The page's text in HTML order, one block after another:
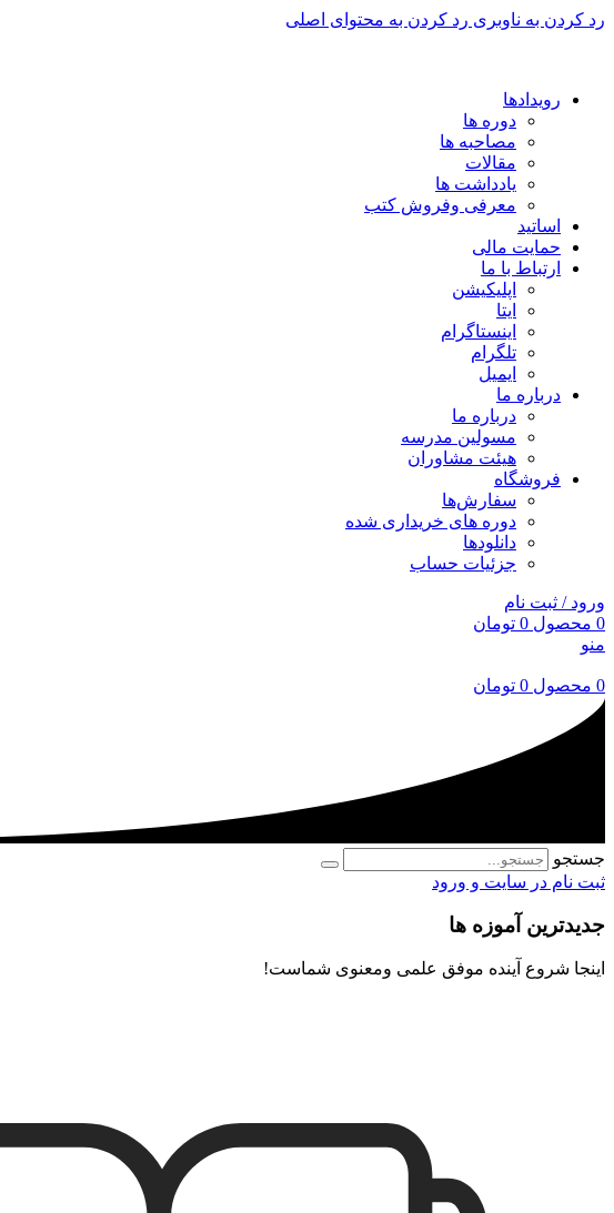
رد کردن به ناوبری رد کردن به محتوای اصلی
رویدادها
دوره ها
مصاحبه ها
مقالات
یادداشت ها
معرفی وفروش کتب
اساتید
حمایت مالی
ارتباط با ما
اپلیکیشن
ایتا
اینستاگرام
تلگرام
ایمیل
درباره ما
درباره ما
مسولین مدرسه
هیئت مشاوران
فروشگاه
سفارش‌ها
دوره های خریداری شده
دانلودها
جزئیات حساب
ورود / ثبت نام
0 محصول 0 تومان
منو
0 محصول 0 تومان
جستجو
ثبت نام در سایت و ورود
جدیدترین آموزه ها
اینجا شروع آینده موفق علمی ومعنوی شماست!